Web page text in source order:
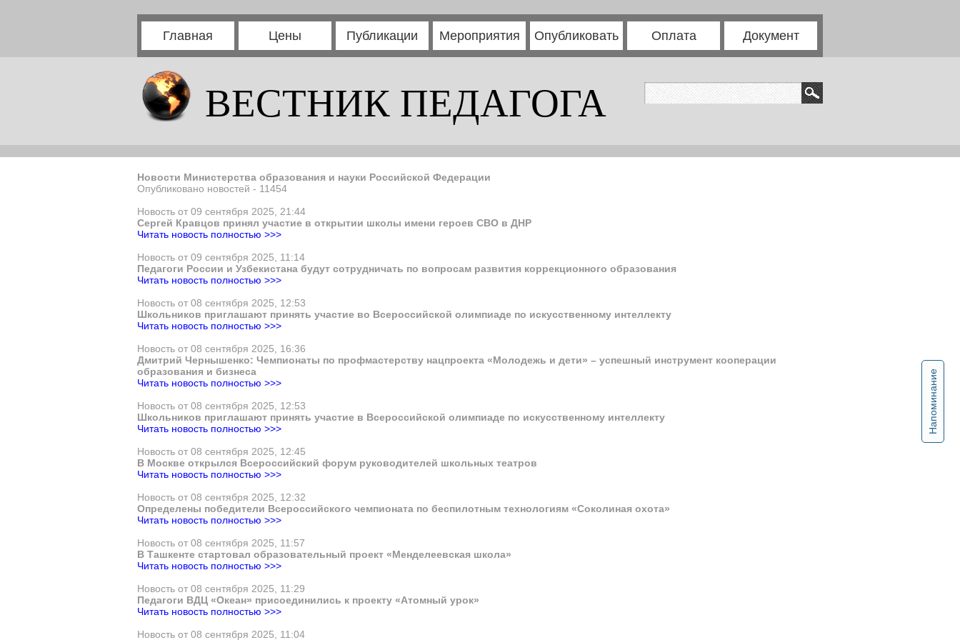
Главная Цены Публикации Мероприятия Опубликовать Оплата Документ
ВЕСТНИК ПЕДАГОГА
Напоминание
Новости Министерства образования и науки Российской Федерации
Опубликовано новостей - 11454
Новость от 09 сентября 2025, 21:44
Сергей Кравцов принял участие в открытии школы имени героев СВО в ДНР
Читать новость полностью >>>
Новость от 09 сентября 2025, 11:14
Педагоги России и Узбекистана будут сотрудничать по вопросам развития коррекционного образования
Читать новость полностью >>>
Новость от 08 сентября 2025, 12:53
Школьников приглашают принять участие во Всероссийской олимпиаде по искусственному интеллекту
Читать новость полностью >>>
Новость от 08 сентября 2025, 16:36
Дмитрий Чернышенко: Чемпионаты по профмастерству нацпроекта «Молодежь и дети» – успешный инструмент кооперации
образования и бизнеса
Читать новость полностью >>>
Новость от 08 сентября 2025, 12:53
Школьников приглашают принять участие в Всероссийской олимпиаде по искусственному интеллекту
Читать новость полностью >>>
Новость от 08 сентября 2025, 12:45
В Москве открылся Всероссийский форум руководителей школьных театров
Читать новость полностью >>>
Новость от 08 сентября 2025, 12:32
Определены победители Всероссийского чемпионата по беспилотным технологиям «Соколиная охота»
Читать новость полностью >>>
Новость от 08 сентября 2025, 11:57
В Ташкенте стартовал образовательный проект «Менделеевская школа»
Читать новость полностью >>>
Новость от 08 сентября 2025, 11:29
Педагоги ВДЦ «Океан» присоединились к проекту «Атомный урок»
Читать новость полностью >>>
Новость от 08 сентября 2025, 11:04